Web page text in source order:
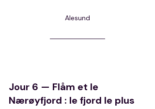
Alesund
Jour 6 — Flåm et le
Nærøyfjord : le fjord le plus